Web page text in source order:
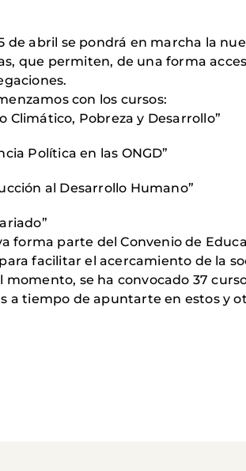
de abril se pondrá en marcha la
que permiten, de una forma
con los cursos:
Climático, Pobreza y Desarrollo”
Política en las ONGD”
al Desarrollo Humano”
forma parte del Convenio de
facilitar el acercamiento de la
momento, se ha convocado 37
a tiempo de apuntarte en estos y